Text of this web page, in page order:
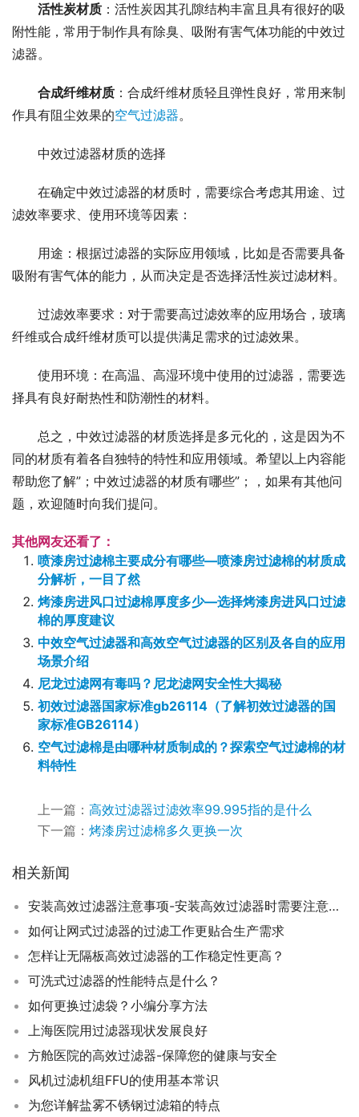
活性炭材质 ：活性炭因其孔隙结构丰富且具有很好的吸
附性能，常用于制作具有除臭、吸附有害气体功能的中效过
滤器。
合成纤维材质 ：合成纤维材质轻且弹性良好，常用来制
作具有阻尘效果的空气过滤器。
中效过滤器材质的选择
在确定中效过滤器的材质时，需要综合考虑其用途、过
滤效率要求、使用环境等因素：
用途：根据过滤器的实际应用领域，比如是否需要具备
吸附有害气体的能力，从而决定是否选择活性炭过滤材料。
过滤效率要求：对于需要高过滤效率的应用场合，玻璃
纤维或合成纤维材质可以提供满足需求的过滤效果。
使用环境：在高温、高湿环境中使用的过滤器，需要选
择具有良好耐热性和防潮性的材料。
总之，中效过滤器的材质选择是多元化的，这是因为不
同的材质有着各自独特的特性和应用领域。希望以上内容能
帮助您了解”；中效过滤器的材质有哪些”；，如果有其他问
题，欢迎随时向我们提问。
其他网友还看了：
喷漆房过滤棉主要成分有哪些—喷漆房过滤棉的材质成
分解析，一目了然
烤漆房进风口过滤棉厚度多少—选择烤漆房进风口过滤
棉的厚度建议
中效空气过滤器和高效空气过滤器的区别及各自的应用
场景介绍
尼龙过滤网有毒吗？尼龙滤网安全性大揭秘
初效过滤器国家标准gb26114（了解初效过滤器的国
家标准GB26114）
空气过滤棉是由哪种材质制成的？探索空气过滤棉的材
料特性
上一篇： 高效过滤器过滤效率99.995指的是什么
下一篇： 烤漆房过滤棉多久更换一次
相关新闻
安装高效过滤器注意事项-安装高效过滤器时需要注意哪些事项？
如何让网式过滤器的过滤工作更贴合生产需求
怎样让无隔板高效过滤器的工作稳定性更高？
可洗式过滤器的性能特点是什么？
如何更换过滤袋？小编分享方法
上海医院用过滤器现状发展良好
方舱医院的高效过滤器-保障您的健康与安全
风机过滤机组FFU的使用基本常识
为您详解盐雾不锈钢过滤箱的特点